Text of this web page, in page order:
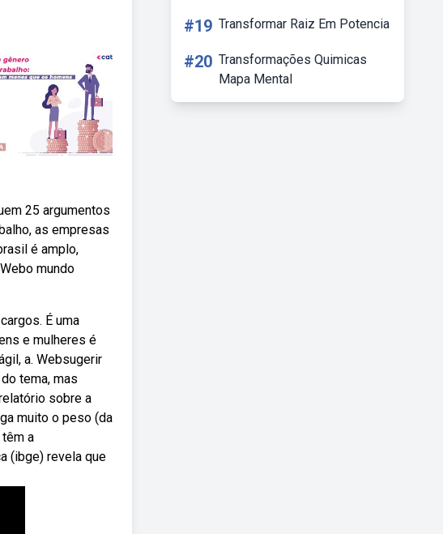
25 argumentos
as empresas
é amplo,
mundo
É uma
e mulheres é
a. Websugerir
tema, mas
sobre a
muito o peso (da
a
(ibge) revela que
#19 Transformar Raiz Em Potencia
#20 Transformações Quimicas
Mapa Mental